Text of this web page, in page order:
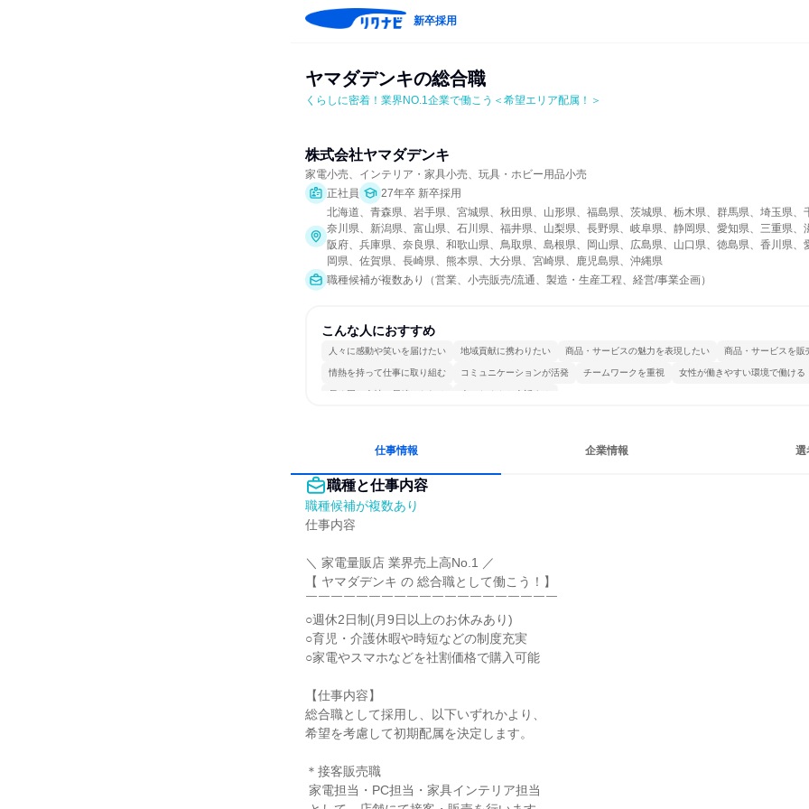
新卒採用
ヤマダデンキの総合職
くらしに密着！業界NO.1企業で働こう＜希望エリア配属！＞
株式会社ヤマダデンキ
家電小売、インテリア・家具小売、玩具・ホビー用品小売
正社員
27年卒 新卒採用
北海道、青森県、岩手県、宮城県、秋田県、山形県、福島県、茨城県、栃木県、群馬県、埼玉県、
奈川県、新潟県、富山県、石川県、福井県、山梨県、長野県、岐阜県、静岡県、愛知県、三重県、
阪府、兵庫県、奈良県、和歌山県、鳥取県、島根県、岡山県、広島県、山口県、徳島県、香川県、
岡県、佐賀県、長崎県、熊本県、大分県、宮崎県、鹿児島県、沖縄県
職種候補が複数あり（営業、小売販売/流通、製造・生産工程、経営/事業企画）
こんな人におすすめ
人々に感動や笑いを届けたい 地域貢献に携わりたい 商品・サービスの魅力を表現したい 商品・サービスを販
情熱を持って仕事に取り組む コミュニケーションが活発 チームワークを重視 女性が働きやすい環境で働ける
長く同じ会社に居続けられる 人とたくさん会話する
仕事情報 企業情報 選
職種と仕事内容
職種候補が複数あり
仕事内容
＼ 家電量販店 業界売上高No.1 ／
【 ヤマダデンキ の 総合職として働こう！】
￣￣￣￣￣￣￣￣￣￣￣￣￣￣￣￣￣￣￣￣
○週休2日制(月9日以上のお休みあり)
○育児・介護休暇や時短などの制度充実
○家電やスマホなどを社割価格で購入可能
【仕事内容】
総合職として採用し、以下いずれかより、
希望を考慮して初期配属を決定します。
＊接客販売職